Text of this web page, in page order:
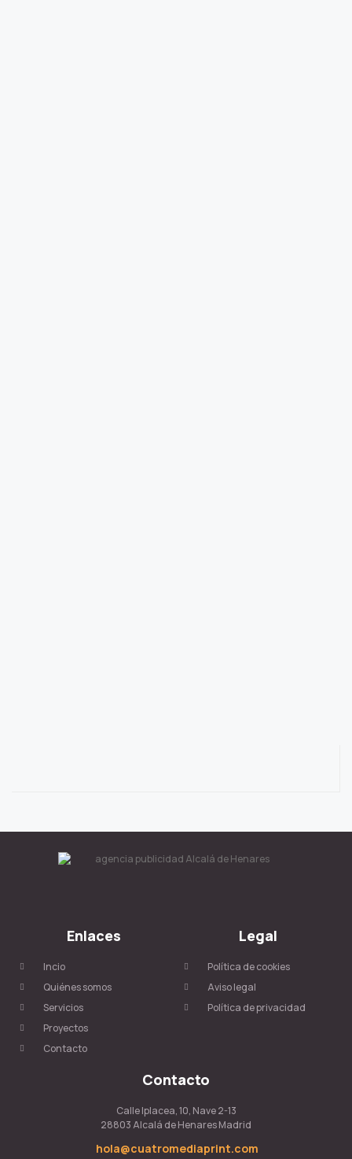
Enlaces
Incio
Quiénes somos
Servicios
Proyectos
Contacto
Legal
Política de cookies
Aviso legal
Política de privacidad
Contacto
Calle Iplacea, 10, Nave 2-13
28803 Alcalá de Henares Madrid
hola@cuatromediaprint.com